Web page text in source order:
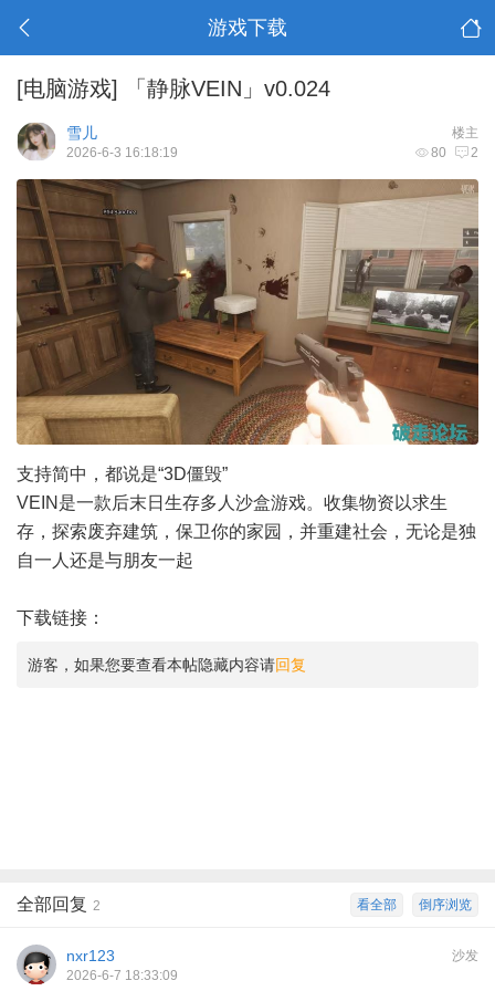
游戏下载
[电脑游戏] 「静脉VEIN」v0.024
楼主
雪儿
80 2
2026-6-3 16:18:19
支持简中，都说是“3D僵毁”
VEIN是一款后末日生存多人沙盒游戏。收集物资以求生
存，探索废弃建筑，保卫你的家园，并重建社会，无论是独
自一人还是与朋友一起
下载链接：
游客，如果您要查看本帖隐藏内容请回复
倒序浏览
看全部
全部回复 2
沙发
nxr123
2026-6-7 18:33:09